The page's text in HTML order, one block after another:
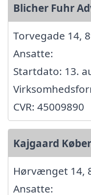
Blicher Fuhr
Torvegade 14,
Ansatte:
Startdato: 13.
CVR: 45009890
Kajgaard
Hørvænget 14,
Ansatte: